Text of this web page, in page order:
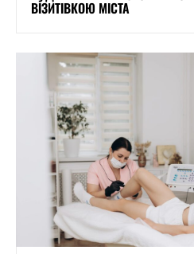
ВІЗИТІВКОЮ МІСТА